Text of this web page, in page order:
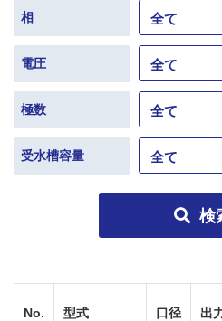
相
電圧
極数
受水槽容量
検
No. 型式 口径 出